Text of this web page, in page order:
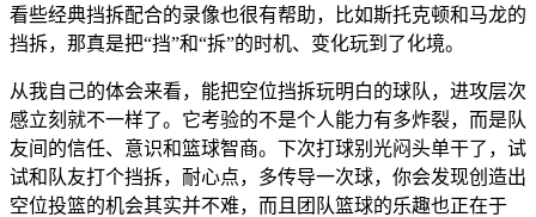
看些经典挡拆配合的录像也很有帮助，比如斯托克顿和马龙的
挡拆，那真是把“挡”和“拆”的时机、变化玩到了化境。
从我自己的体会来看，能把空位挡拆玩明白的球队，进攻层次
感立刻就不一样了。它考验的不是个人能力有多炸裂，而是队
友间的信任、意识和篮球智商。下次打球别光闷头单干了，试
试和队友打个挡拆，耐心点，多传导一次球，你会发现创造出
空位投篮的机会其实并不难，而且团队篮球的乐趣也正在于